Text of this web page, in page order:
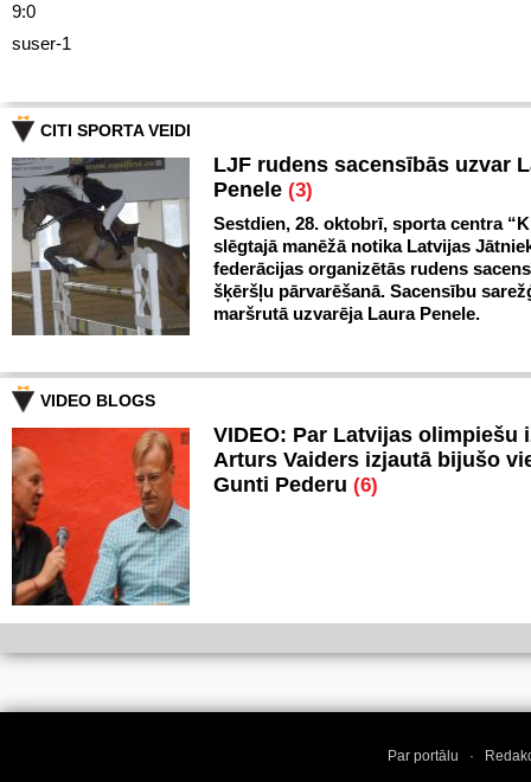
9:0
suser-1
CITI SPORTA VEIDI
LJF rudens sacensībās uzvar
Penele (3)
Sestdien, 28. oktobrī, sporta centra
slēgtajā manēžā notika Latvijas
federācijas organizētās rudens
šķēršļu pārvarēšanā. Sacensību
maršrutā uzvarēja Laura Penele.
VIDEO BLOGS
VIDEO: Par Latvijas olimpiešu
Arturs Vaiders izjautā bijušo
Gunti Pederu (6)
Par portālu ·